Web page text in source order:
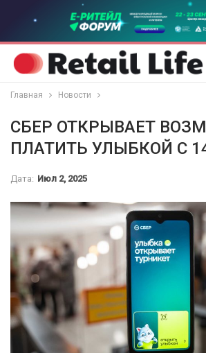
Главная Новости
СБЕР ОТКРЫВАЕТ
ПЛАТИТЬ УЛЫБКОЙ С
Дата: Июл 2, 2025